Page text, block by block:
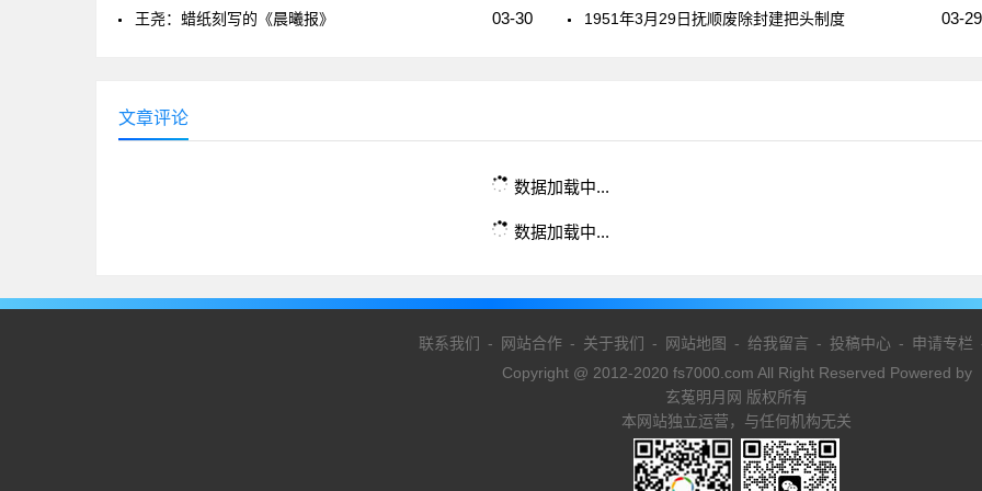
03-30
王尧：蜡纸刻写的《晨曦报》 03-29
1951年3月29日抚顺废除封建把头制度
文章评论
数据加载中...
数据加载中...
联系我们 - 网站合作- 关于我们 - 网站地图 - 给我留言 - 投稿中心- 申请专栏
Copyright @ 2012-2020 fs7000.com All Right Reserved Powered by
玄菟明月网 版权所有
本网站独立运营，与任何机构无关